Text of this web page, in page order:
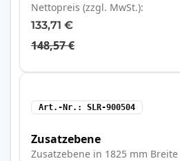
Nettopreis (zzgl. MwSt.)
133,71 €
148,57 €
Art.-Nr. SLR-900504
Zusatzebene
Zusatzebene in 1825 mm